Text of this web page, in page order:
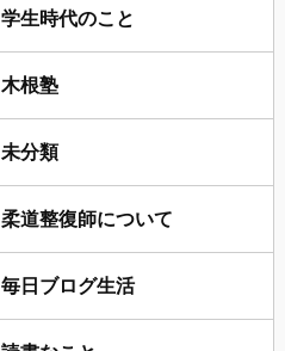
学生時代のこと
木根塾
未分類
柔道整復師について
毎日ブログ生活